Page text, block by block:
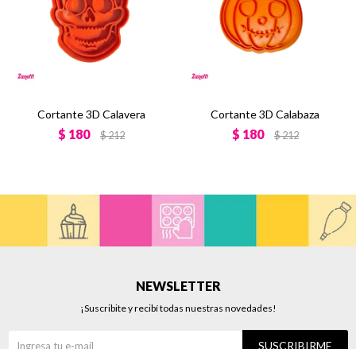
Cortante 3D Calavera
$ 180 $212
Cortante 3D Calabaza
$ 180 $212
NEWSLETTER
¡Suscribite y recibí todas nuestras novedades!
SUSCRIBIRME